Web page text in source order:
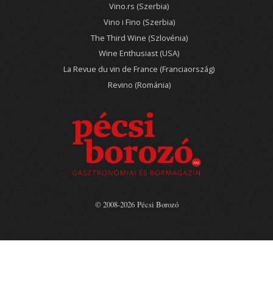
Vino.rs (Szerbia)
Vino i Fino (Szerbia)
The Third Wine (Szlovénia)
Wine Enthusiast (USA)
La Revue du vin de France (Franciaország)
Revino (Románia)
© 2008-2026 Pécsi Borozó